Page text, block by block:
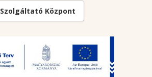
Szolgáltató Központ